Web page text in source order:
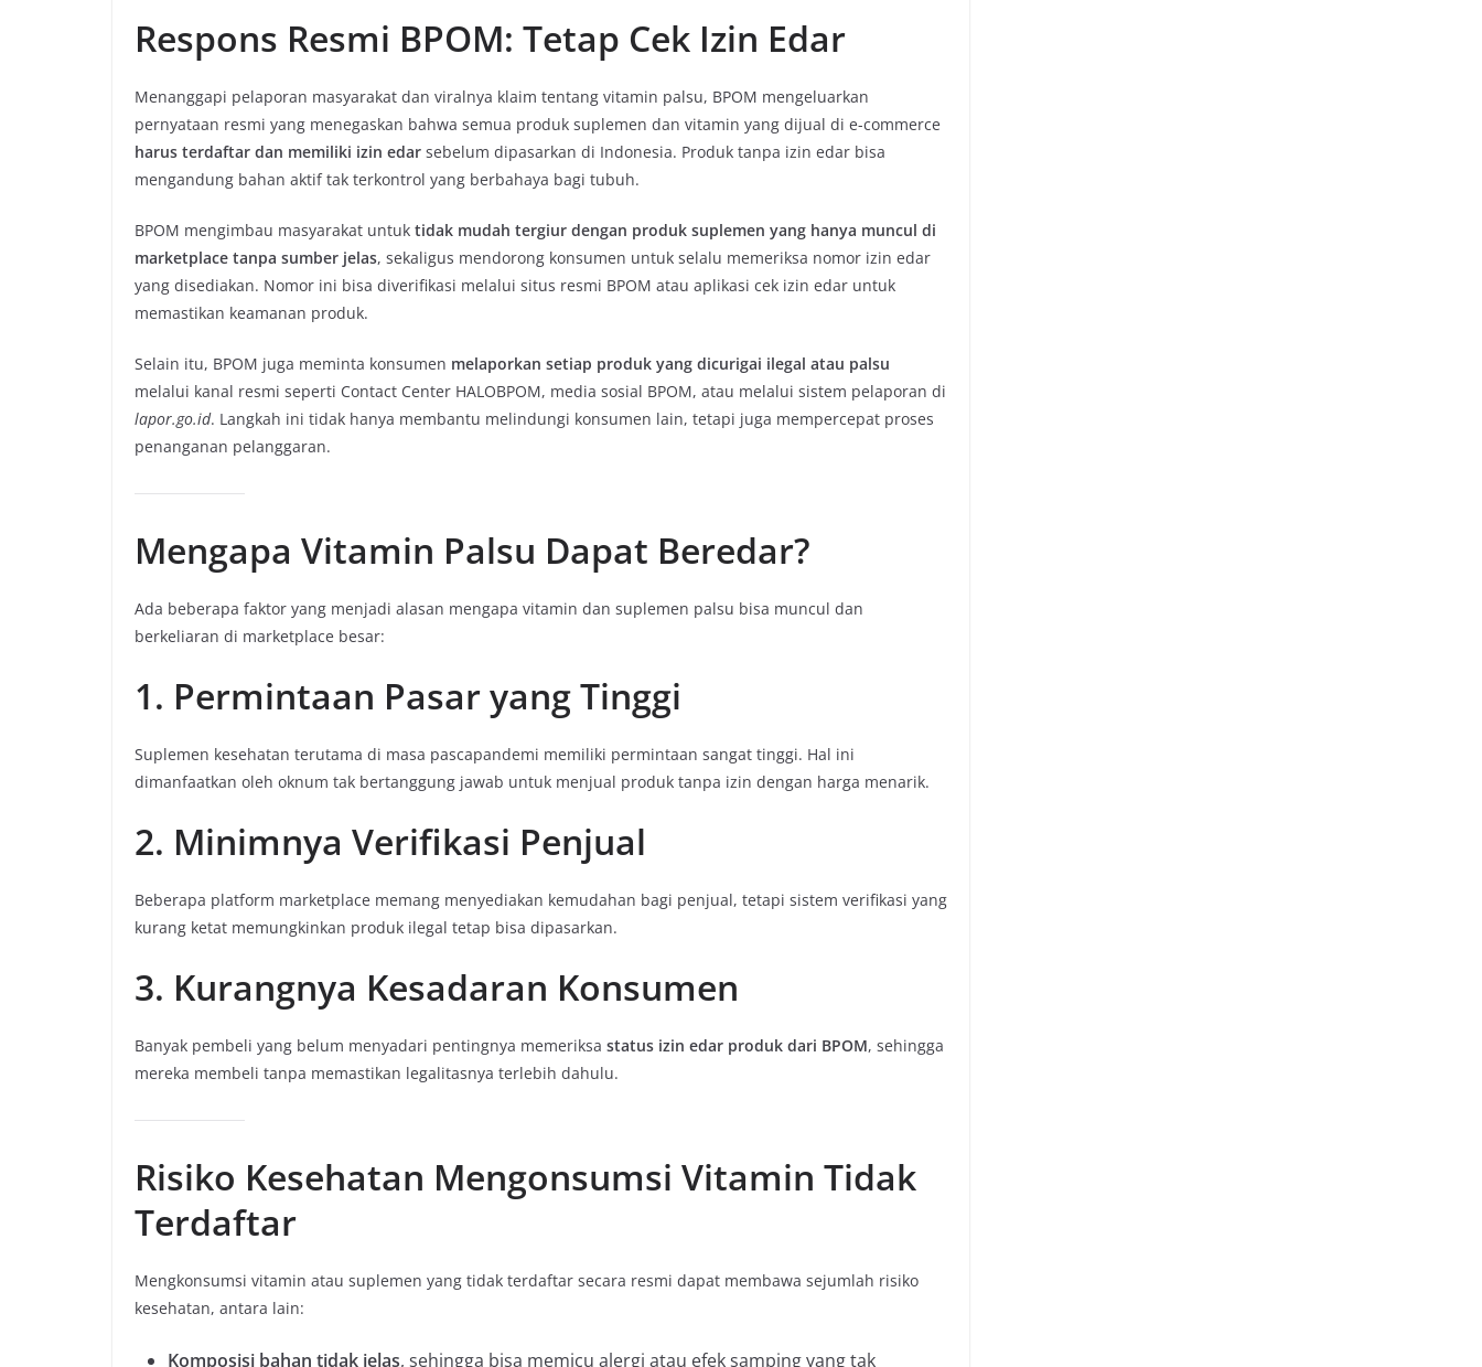
Respons Resmi BPOM: Tetap Cek Izin Edar
Menanggapi pelaporan masyarakat dan viralnya klaim tentang vitamin palsu, BPOM mengeluarkan
pernyataan resmi yang menegaskan bahwa semua produk suplemen dan vitamin yang dijual di e-commerce
harus terdaftar dan memiliki izin edar sebelum dipasarkan di Indonesia. Produk tanpa izin edar bisa
mengandung bahan aktif tak terkontrol yang berbahaya bagi tubuh.
BPOM mengimbau masyarakat untuk tidak mudah tergiur dengan produk suplemen yang hanya muncul di
marketplace tanpa sumber jelas, sekaligus mendorong konsumen untuk selalu memeriksa nomor izin edar
yang disediakan. Nomor ini bisa diverifikasi melalui situs resmi BPOM atau aplikasi cek izin edar untuk
memastikan keamanan produk.
Selain itu, BPOM juga meminta konsumen melaporkan setiap produk yang dicurigai ilegal atau palsu
melalui kanal resmi seperti Contact Center HALOBPOM, media sosial BPOM, atau melalui sistem pelaporan di
lapor.go.id. Langkah ini tidak hanya membantu melindungi konsumen lain, tetapi juga mempercepat proses
penanganan pelanggaran.
Mengapa Vitamin Palsu Dapat Beredar?
Ada beberapa faktor yang menjadi alasan mengapa vitamin dan suplemen palsu bisa muncul dan
berkeliaran di marketplace besar:
1. Permintaan Pasar yang Tinggi
Suplemen kesehatan terutama di masa pascapandemi memiliki permintaan sangat tinggi. Hal ini
dimanfaatkan oleh oknum tak bertanggung jawab untuk menjual produk tanpa izin dengan harga menarik.
2. Minimnya Verifikasi Penjual
Beberapa platform marketplace memang menyediakan kemudahan bagi penjual, tetapi sistem verifikasi yang
kurang ketat memungkinkan produk ilegal tetap bisa dipasarkan.
3. Kurangnya Kesadaran Konsumen
Banyak pembeli yang belum menyadari pentingnya memeriksa status izin edar produk dari BPOM, sehingga
mereka membeli tanpa memastikan legalitasnya terlebih dahulu.
Risiko Kesehatan Mengonsumsi Vitamin Tidak
Terdaftar
Mengkonsumsi vitamin atau suplemen yang tidak terdaftar secara resmi dapat membawa sejumlah risiko
kesehatan, antara lain:
Komposisi bahan tidak jelas, sehingga bisa memicu alergi atau efek samping yang tak